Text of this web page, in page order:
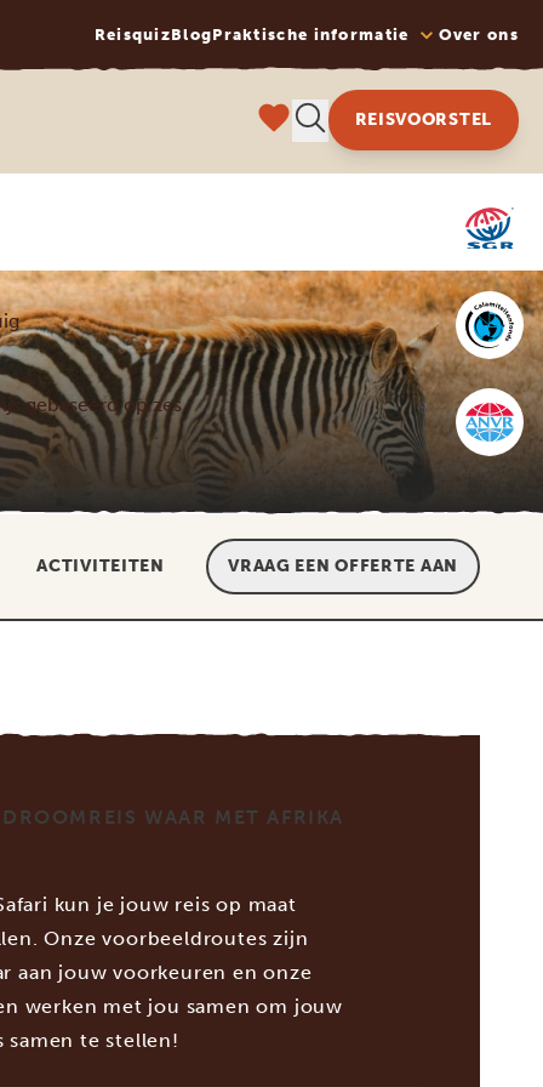
ReisquizBlogPraktische informatie Over ons
REISVOORSTEL
gebaseerd op zes
ACTIVITEITEN VRAAG EEN OFFERTE AAN
WAAR MET AFRIKA
kun je jouw reis op maat
Onze voorbeeldroutes zijn
aan jouw voorkeuren en onze
werken met jou samen om jouw
samen te stellen!